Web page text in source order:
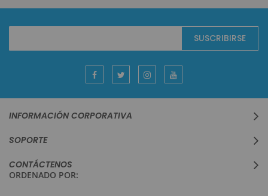
Suscríbase
boletín
SUSCRIBIRSE
INFORMACIÓN CORPORATIVA
SOPORTE
CONTÁCTENOS
ORDENADO POR: